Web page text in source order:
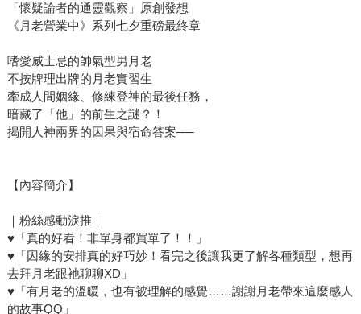
「懷疑論者的通靈觀察」原創發想
《月老營業中》系列七夕重磅最終章
嗜愛威士忌的帥氣型男月老
不按牌理出牌的月老實習生
牽成人間姻緣、修練登神的最後任務，
暗藏了「他」的前生之謎？！
揭開人神兩界的因果與宿命答案──
【內容簡介】
｜粉絲感動淚推｜
♥「真的好看！非單身都買單了！！」
♥「因緣的安排真的好巧妙！看完之後讓我更了解各種類型，想再
去拜月老跟祂聊聊XD」
♥「有月老的溫暖，也有被理解的感覺……謝謝月老帶來這麼感人
的故事QQ」